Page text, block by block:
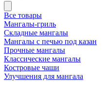
Все товары
Мангалы-гриль
Складные мангалы
Мангалы с печью под казан
Прочные мангалы
Классические мангалы
Костровые чаши
Улучшения для мангала